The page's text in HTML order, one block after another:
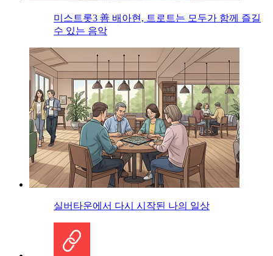
미스트롯3 善 배아현, 트로트는 모두가 함께 즐길
수 있는 음악
실버타운에서 다시 시작된 나의 일상